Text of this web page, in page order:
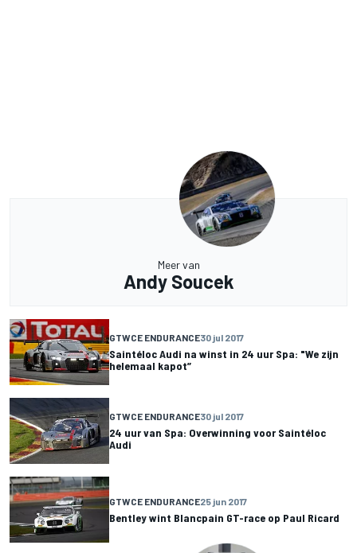
Meer van
Andy Soucek
GTWCE ENDURANCE30 jul 2017
Saintéloc Audi na winst in 24 uur Spa: "We zijn
helemaal kapot”
GTWCE ENDURANCE30 jul 2017
24 uur van Spa: Overwinning voor Saintéloc
Audi
GTWCE ENDURANCE25 jun 2017
Bentley wint Blancpain GT-race op Paul Ricard